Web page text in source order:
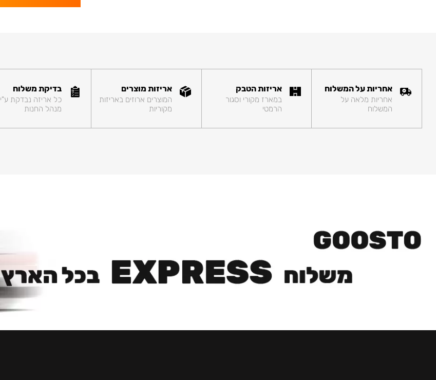
אחריות על המשלוח
אחריות מלאה על
המשלוח
אריזות הטבק
במארז מקורי וסגור
הרמטי
אריזות מוצרים
המוצרים ארוזים באריזות
מקוריות
בדיקת משלוח
כל אריזה נבדקת ע"י
מנהל החנות